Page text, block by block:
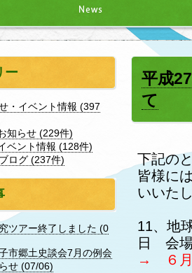
平成
て
下記の
皆様に
いいた
11、地
日 会場
→ ６月
ー
・イベント情報 (397
知らせ (229件)
ベント情報 (128件)
ログ (237件)
ツアー終了しました (0
市郷土史談会7月の例会
せ (07/06)